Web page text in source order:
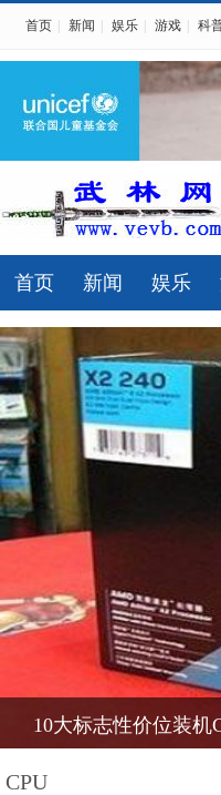
首页 新闻 娱乐 游戏 科
首页 新闻 娱乐
10大标志性价位装机
CPU